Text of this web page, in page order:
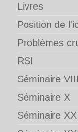
Livres
Position de
Problèmes
RSI
Séminaire VIII
Séminaire X
Séminaire XX